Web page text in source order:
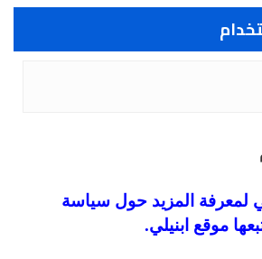
لمعرفة المزيد حول سياسة
موقع ابنيلي.